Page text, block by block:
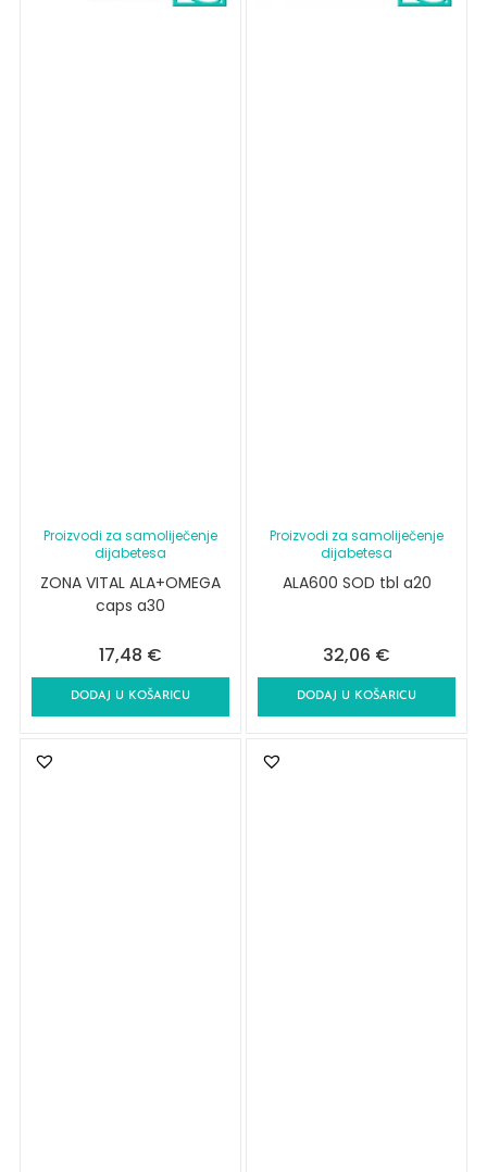
Proizvodi za samoliječenje
dijabetesa
ZONA VITAL ALA+OMEGA
caps a30
17,48 €
DODAJ U KOŠARICU
Proizvodi za samoliječenje
dijabetesa
ALA600 SOD tbl a20
32,06 €
DODAJ U KOŠARICU